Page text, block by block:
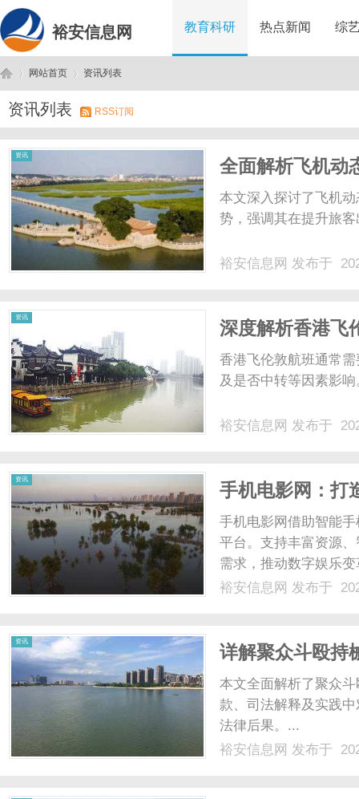
裕安信息网 教育科研 热点新闻 综
裕 ›
网站首页
›
资讯列表
资讯列表 RSS订阅
资讯
全面解析飞机动
本文深入探讨了飞机
势，强调其在提升旅
裕安信息网 发布于
资讯
深度解析香港飞
香港飞伦敦航班通常
及是否中转等因素影
裕安信息网 发布于
资讯
手机电影网：打
手机电影网借助智能
平台。支持丰富资源
需求，推动数字娱乐
裕安信息网 发布于
资讯
详解聚众斗殴持
本文全面解析了聚众
款、司法解释及实践
法律后果。...
裕安信息网 发布于